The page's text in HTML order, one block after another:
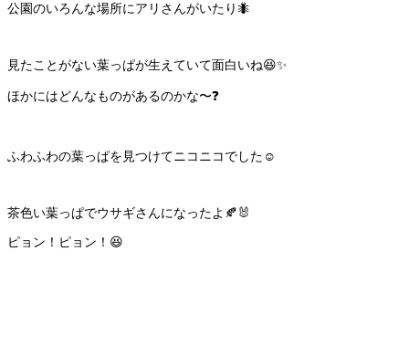
公園のいろんな場所にアリさんがいたり🐜
見たことがない葉っぱが生えていて面白いね😆✨
ほかにはどんなものがあるのかな〜❓
ふわふわの葉っぱを見つけてニコニコでした☺️
茶色い葉っぱでウサギさんになったよ🍂🐰
ピョン！ピョン！😆